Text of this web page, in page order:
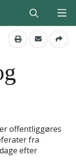
offentliggøres
fra
efter